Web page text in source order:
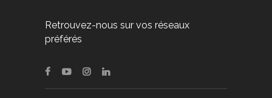
Retrouvez-nous sur vos réseaux
préférés